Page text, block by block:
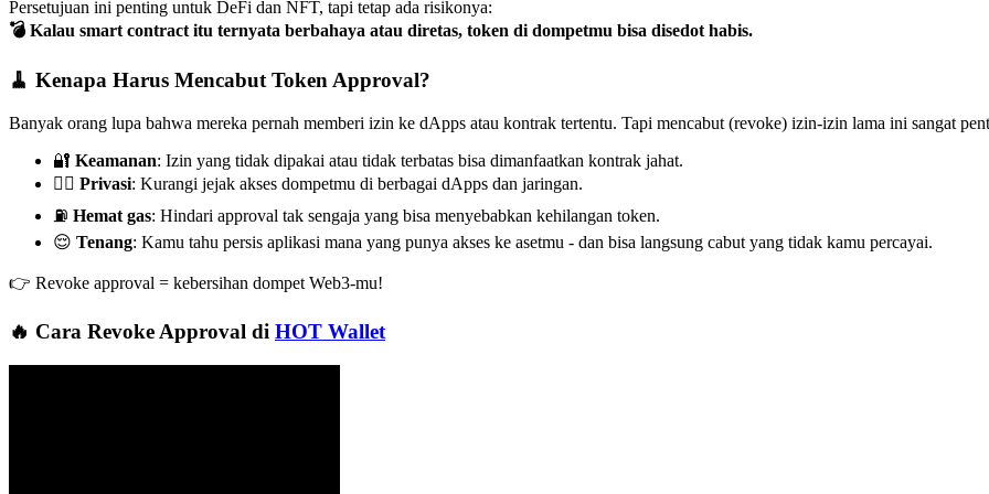
Persetujuan ini penting untuk DeFi dan NFT, tapi tetap ada risikonya:
💣 Kalau smart contract itu ternyata berbahaya atau diretas, token di dompetmu bisa disedot habis.
🧹 Kenapa Harus Mencabut Token Approval?
Banyak orang lupa bahwa mereka pernah memberi izin ke dApps atau kontrak tertentu. Tapi mencabut (revoke) izin-izin lama ini sangat
🔐 Keamanan: Izin yang tidak dipakai atau tidak terbatas bisa dimanfaatkan kontrak jahat.
🕵️‍♂️ Privasi: Kurangi jejak akses dompetmu di berbagai dApps dan jaringan.
⛽ Hemat gas: Hindari approval tak sengaja yang bisa menyebabkan kehilangan token.
😌 Tenang: Kamu tahu persis aplikasi mana yang punya akses ke asetmu - dan bisa langsung cabut yang tidak kamu percayai.
👉 Revoke approval = kebersihan dompet Web3-mu!
🔥 Cara Revoke Approval di HOT Wallet